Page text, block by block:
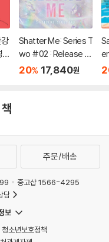
문
Shatter Me: Series T
wo #02 : Release M
e
20% 17,840원
주문/배송
중고샵 1566-4295
담
보
청소년보호정책